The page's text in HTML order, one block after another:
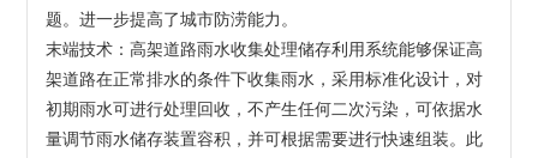
题。进一步提高了城市防涝能力。
末端技术：高架道路雨水收集处理储存利用系统能够保证高
架道路在正常排水的条件下收集雨水，采用标准化设计，对
初期雨水可进行处理回收，不产生任何二次污染，可依据水
量调节雨水储存装置容积，并可根据需要进行快速组装。此